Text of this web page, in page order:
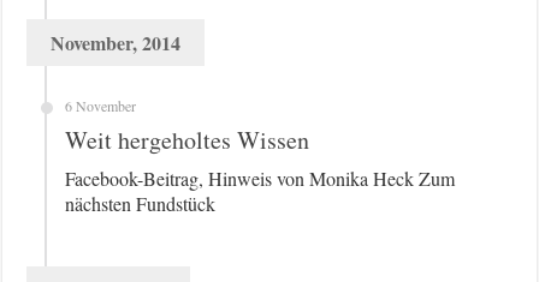
November, 2014
6 November
Weit hergeholtes Wissen
Facebook-Beitrag, Hinweis von Monika Heck Zum
nächsten Fundstück